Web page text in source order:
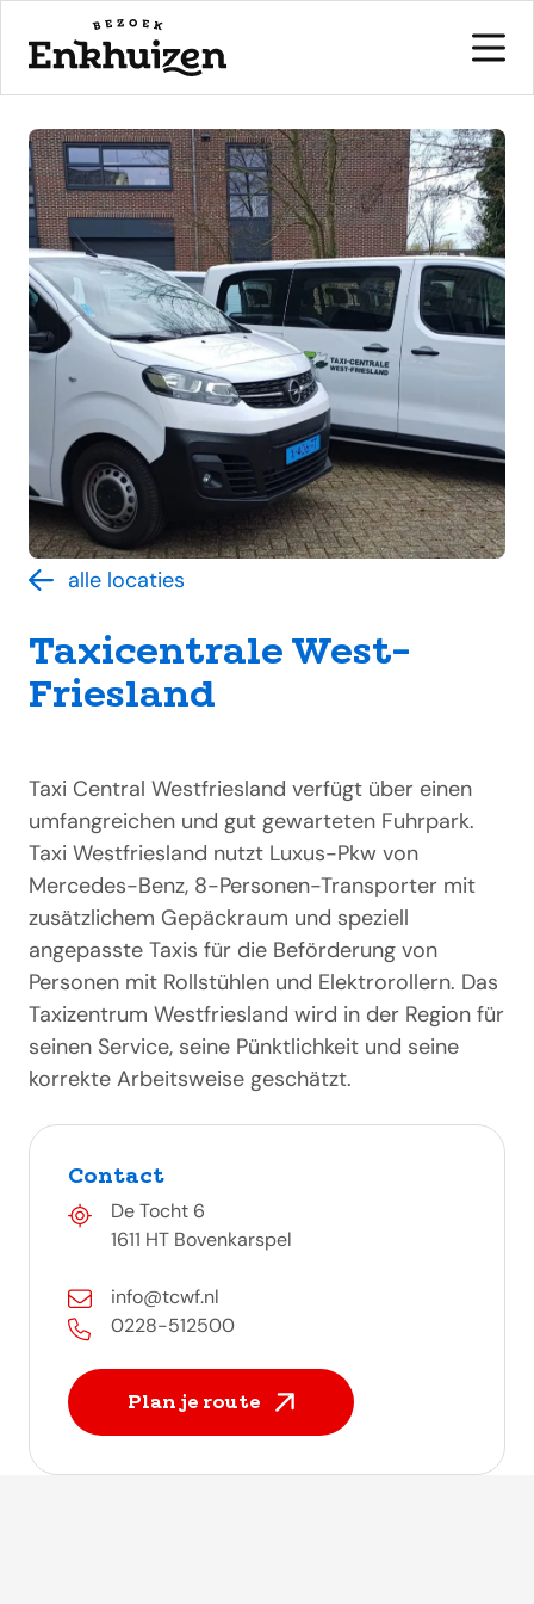
naar de inhoud
alle locaties
Taxicentrale West-
Friesland
Taxi Central Westfriesland verfügt über einen
umfangreichen und gut gewarteten Fuhrpark.
Taxi Westfriesland nutzt Luxus-Pkw von
Mercedes-Benz, 8-Personen-Transporter mit
zusätzlichem Gepäckraum und speziell
angepasste Taxis für die Beförderung von
Personen mit Rollstühlen und Elektrorollern. Das
Taxizentrum Westfriesland wird in der Region für
seinen Service, seine Pünktlichkeit und seine
korrekte Arbeitsweise geschätzt.
Contact
De Tocht 6
1611 HT Bovenkarspel
info@tcwf.nl
0228-512500
Plan je route